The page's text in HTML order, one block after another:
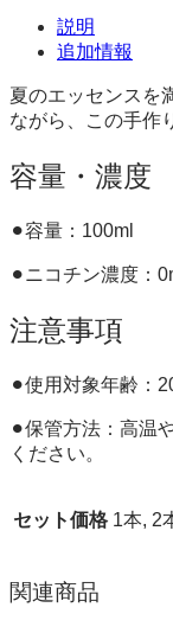
説明
追加情報
夏のエッセンスを
ながら、この手作
容量・濃度
⚫︎容量：100ml
⚫︎ニコチン濃度：
注意事項
⚫︎使用対象年齢：
⚫︎保管方法：高温
ください。
セット価格 1本, 2
関連商品